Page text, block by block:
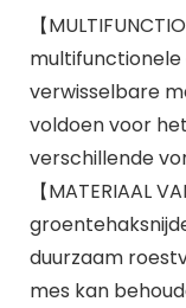
【
verwisselbare
voldoen voor
verschillende
【MATERIAAL
duurzaam
mes kan